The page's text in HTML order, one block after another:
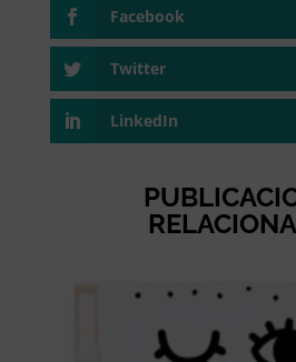
Facebook
Twitter
LinkedIn